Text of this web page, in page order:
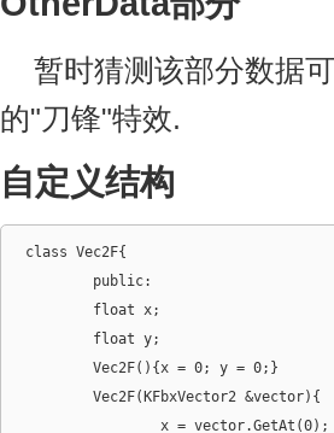
暂时猜测该部分数据
的"刀锋"特效.
自定义结构
class Vec2F{